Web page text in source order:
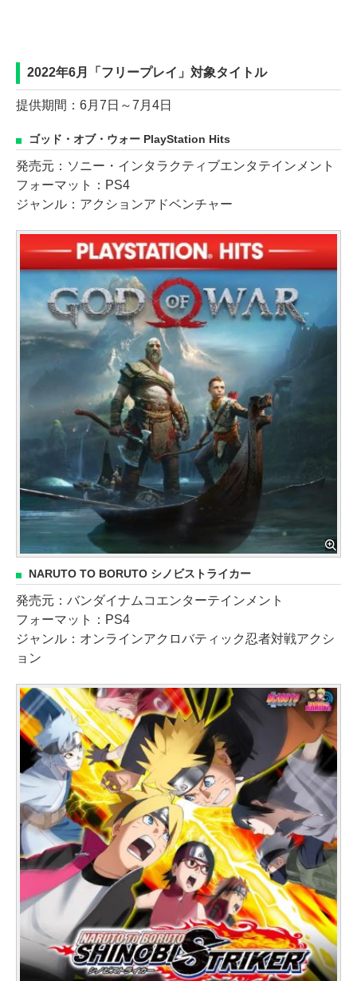
2022年6月「フリープレイ」対象タイトル
提供期間：6月7日～7月4日
ゴッド・オブ・ウォー PlayStation Hits
発売元：ソニー・インタラクティブエンタテインメント
フォーマット：PS4
ジャンル：アクションアドベンチャー
NARUTO TO BORUTO シノビストライカー
発売元：バンダイナムコエンターテインメント
フォーマット：PS4
ジャンル：オンラインアクロバティック忍者対戦アクシ
ョン